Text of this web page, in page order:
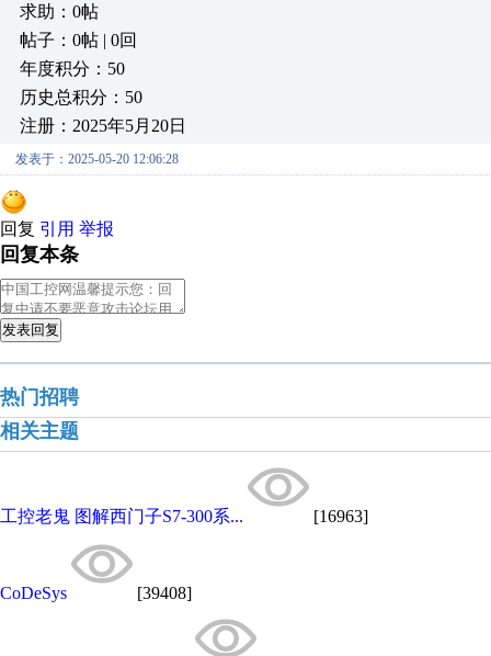
求助：0帖
帖子：0帖 | 0回
年度积分：50
历史总积分：50
注册：2025年5月20日
发表于：2025-05-20 12:06:28
回复 引用 举报
回复本条
发表回复
热门招聘
相关主题
工控老鬼 图解西门子S7-300系... [16963]
CoDeSys [39408]